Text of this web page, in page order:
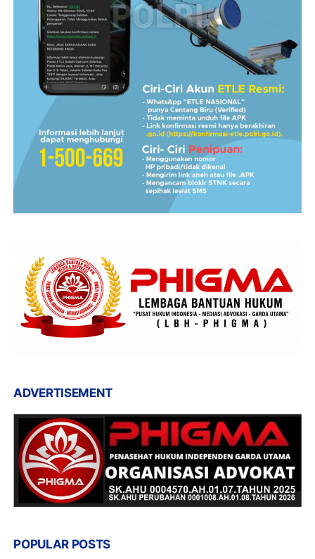
ADVERTISEMENT
POPULAR POSTS